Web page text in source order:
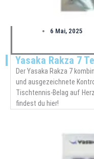
6 Mai, 2025
Yasaka Rakza 7
Der Yasaka Rakza 7
und ausgezeichnete
Tischtennis-Belag auf
findest du hier!